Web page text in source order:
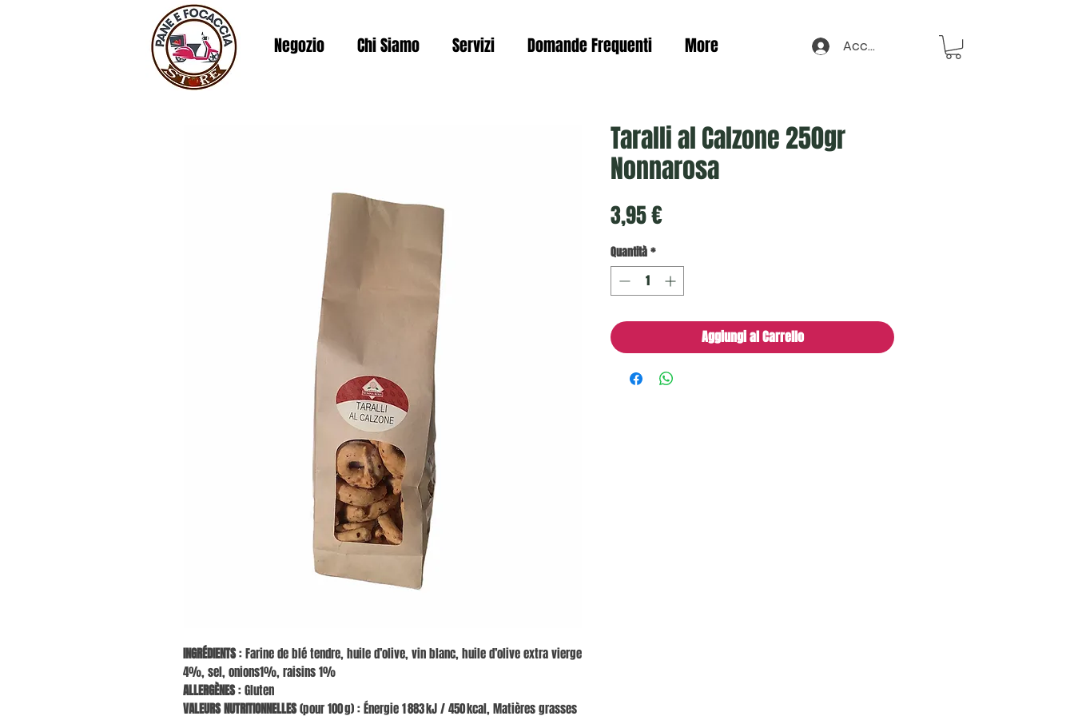
Negozio Chi Siamo Servizi Domande Frequenti More Accedi
INGRÉDIENTS: Farine de blé tendre, huile d’olive, vin blanc, huile d’olive extra vierge
4%, sel, onions1%, raisins 1%
ALLERGÈNES: Gluten
VALEURS NUTRITIONNELLES(pour 100 g) : Énergie 1 883 kJ / 450 kcal, Matières grasses
Taralli al Calzone 250gr
Nonnarosa
3,95 €Prezzo
Quantità*
Aggiungi al Carrello